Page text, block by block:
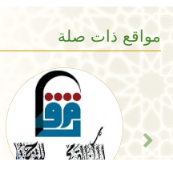
مواقع ذات صلة